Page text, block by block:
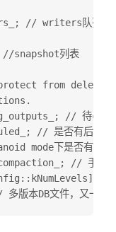
// writers队
//snapshot列表
from
// 待
// 是否有后台
mode下是否有后
// 手